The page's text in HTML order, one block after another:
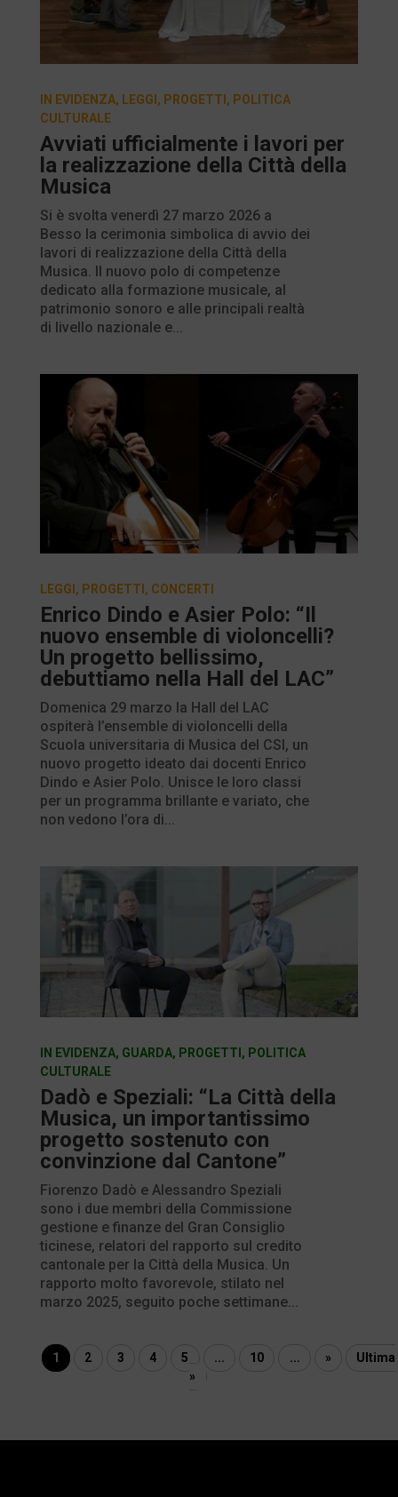
Avviati ufficialmente i lavori per
la realizzazione della Città della
Musica
IN EVIDENZA, LEGGI , PROGETTI , POLITICA
CULTURALE
Si è svolta venerdì 27 marzo 2026 a
Besso la cerimonia simbolica di avvio dei
lavori di realizzazione della Città della
Musica. Il nuovo polo di competenze
dedicato alla formazione musicale, al
patrimonio sonoro e alle principali realtà
di livello nazionale e...
Enrico Dindo e Asier Polo: “Il
nuovo ensemble di violoncelli?
Un progetto bellissimo,
debuttiamo nella Hall del LAC”
LEGGI , PROGETTI , CONCERTI
Domenica 29 marzo la Hall del LAC
ospiterà l’ensemble di violoncelli della
Scuola universitaria di Musica del CSI, un
nuovo progetto ideato dai docenti Enrico
Dindo e Asier Polo. Unisce le loro classi
per un programma brillante e variato, che
non vedono l’ora di...
Dadò e Speziali: “La Città della
Musica, un importantissimo
progetto sostenuto con
convinzione dal Cantone”
IN EVIDENZA, GUARDA, PROGETTI , POLITICA
CULTURALE
Fiorenzo Dadò e Alessandro Speziali
sono i due membri della Commissione
gestione e finanze del Gran Consiglio
ticinese, relatori del rapporto sul credito
cantonale per la Città della Musica. Un
rapporto molto favorevole, stilato nel
marzo 2025, seguito poche settimane...
1 2 3 4 5 ... 10 ... »
Ultima
»